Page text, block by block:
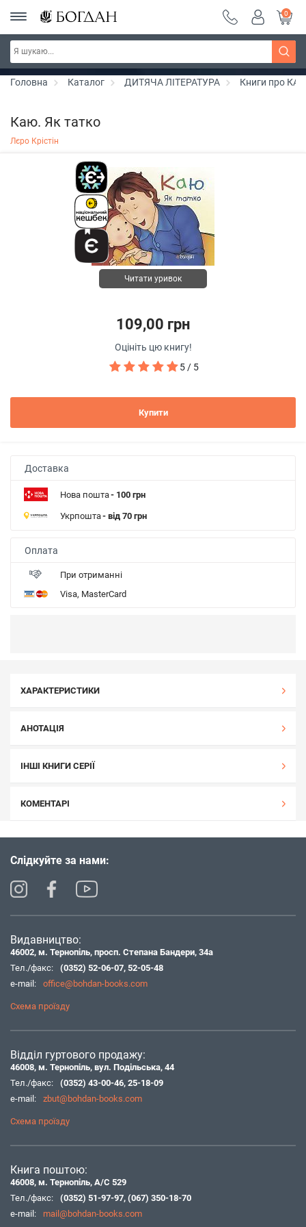
РОЗПРОДАЖ ~ 150 грн ~ 200 грн ~ 250 грн ~
300 грн ~ РОЗПРОДАЖ
Дізнатись більше
0
Головна Каталог ДИТЯЧА ЛІТЕРАТУРА Книги про
Каю. Як татко
Лєро Крістін
Читати уривок
109,00 грн
Оцініть цю книгу!
5 / 5
Купити
Доставка
Нова пошта- 100 грн
Укрпошта- від 70 грн
Оплата
При отриманні
Visa, MasterCard
ХАРАКТЕРИСТИКИ
АНОТАЦІЯ
ІНШІ КНИГИ СЕРІЇ
КОМЕНТАРІ
Слідкуйте за нами:
Видавництво:
46002, м. Тернопіль, просп. Степана Бандери, 34а
Тел./факс:
(0352) 52-06-07, 52-05-48
e-mail:
office@bohdan-books.com
Схема проїзду
Відділ гуртового продажу:
46008, м. Тернопіль, вул. Подільська, 44
Тел./факс:
(0352) 43-00-46, 25-18-09
e-mail:
zbut@bohdan-books.com
Схема проїзду
Книга поштою:
46008, м. Тернопіль, А/С 529
Тел./факс:
(0352) 51-97-97, (067) 350-18-70
e-mail:
mail@bohdan-books.com